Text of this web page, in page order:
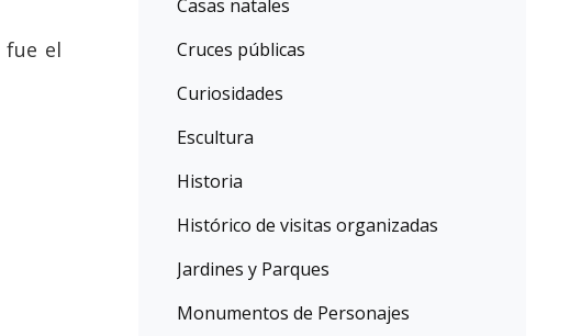
fue el
Casas natales
Cruces públicas
Curiosidades
Escultura
Historia
Histórico de visitas organizadas
Jardines y Parques
Monumentos de Personajes